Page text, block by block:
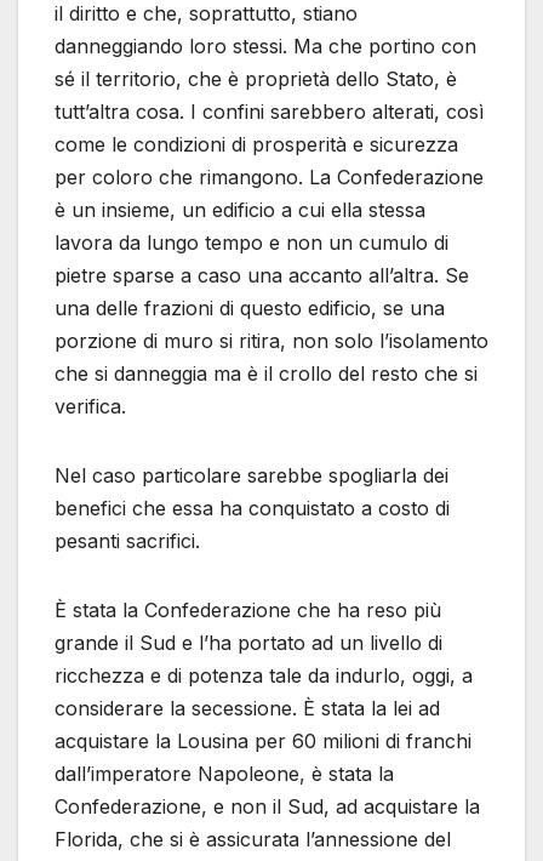
il diritto e che, soprattutto, stiano
danneggiando loro stessi. Ma che portino con
sé il territorio, che è proprietà dello Stato, è
tutt’altra cosa. I confini sarebbero alterati, così
come le condizioni di prosperità e sicurezza
per coloro che rimangono. La Confederazione
è un insieme, un edificio a cui ella stessa
lavora da lungo tempo e non un cumulo di
pietre sparse a caso una accanto all’altra. Se
una delle frazioni di questo edificio, se una
porzione di muro si ritira, non solo l’isolamento
che si danneggia ma è il crollo del resto che si
verifica.
Nel caso particolare sarebbe spogliarla dei
benefici che essa ha conquistato a costo di
pesanti sacrifici.
È stata la Confederazione che ha reso più
grande il Sud e l’ha portato ad un livello di
ricchezza e di potenza tale da indurlo, oggi, a
considerare la secessione. È stata la lei ad
acquistare la Lousina per 60 milioni di franchi
dall’imperatore Napoleone, è stata la
Confederazione, e non il Sud, ad acquistare la
Florida, che si è assicurata l’annessione del